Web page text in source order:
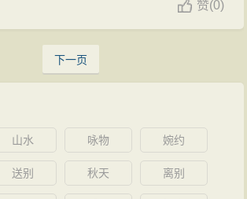
赞(0)
下一页
山水 咏物 婉约
送别 秋天 离别